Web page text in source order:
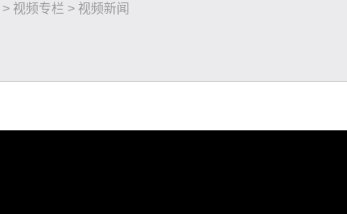
> 视频专栏 > 视频新闻